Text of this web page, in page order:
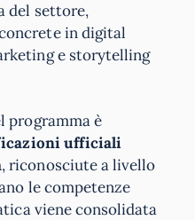
del settore,
in digital
e storytelling
programma è
ufficiali
, riconosciute a livello
le competenze
viene consolidata